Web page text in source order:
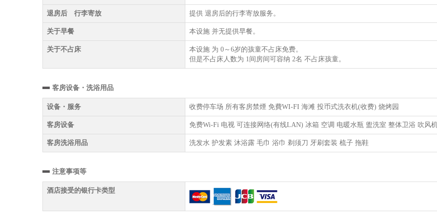
退房后 行李寄放 提供 退房后的行李寄放服务。
关于早餐 本设施 并无提供早餐。
关于不占床
本设施 为 0～6岁的孩童不占床免费。
但是不占床人数为 1间房间可容纳 2名 不占床孩童。
客房设备・洗浴用品
设备・服务 收费停车场 所有客房禁煙 免費WI-FI 海滩 投币式洗衣机(收费) 烧烤园
客房设备 免费Wi-Fi 电视 可连接网络(有线LAN) 冰箱 空调 电暖水瓶 盥洗室 整体卫浴 吹风
客房洗浴用品 洗发水 护发素 沐浴露 毛巾 浴巾 剃须刀 牙刷套装 梳子 拖鞋
注意事项等
酒店接受的银行卡类型